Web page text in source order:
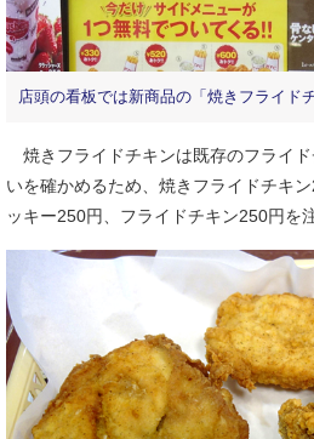
店頭の看板では新商品の「焼きフライド
焼きフライドチキンは既存のフライ
いを確かめるため、焼きフライドチキ
ッキー250円、フライドチキン250円を